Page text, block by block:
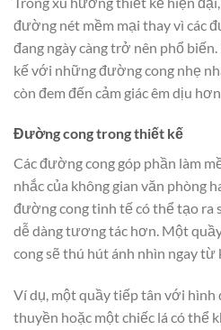
đường nét mềm mại thay vì các
đang ngày càng trở nên phổ
kế với những đường cong nhẹ
còn đem đến cảm giác êm dịu
Đường cong trong thiết kế
Các đường cong góp phần làm
nhắc của không gian văn phòng
đường cong tinh tế có thể tạo ra
dễ dàng tương tác hơn. Một
cong sẽ thú hút ánh nhìn ngay
Ví dụ, một quầy tiếp tân với hình
thuyền hoặc một chiếc lá có thể